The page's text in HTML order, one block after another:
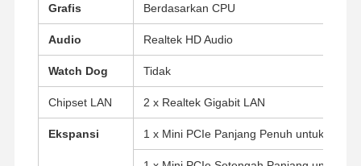
Grafis Berdasarkan CPU
Audio Realtek HD Audio
Watch Dog Tidak
Chipset LAN 2 x Realtek Gigabit LAN
Ekspansi 1 x Mini PCIe Panjang Penuh untuk SSD